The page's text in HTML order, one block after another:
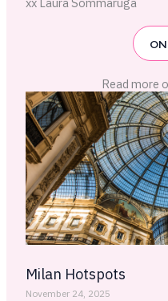
Read more
Milan Hotspots
November 24, 2025